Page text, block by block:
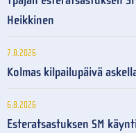
Heikkinen
7.8.2026
Kolmas kilpailupäivä
6.8.2026
Esteratsastuksen SM